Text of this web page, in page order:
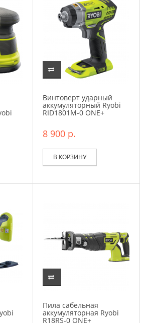
Винтоверт ударный
аккумуляторный Ryobi
RID1801M-0 ONE+
8 900 р.
В КОРЗИНУ
Пила сабельная
аккумуляторная Ryobi
R18RS-0 ONE+